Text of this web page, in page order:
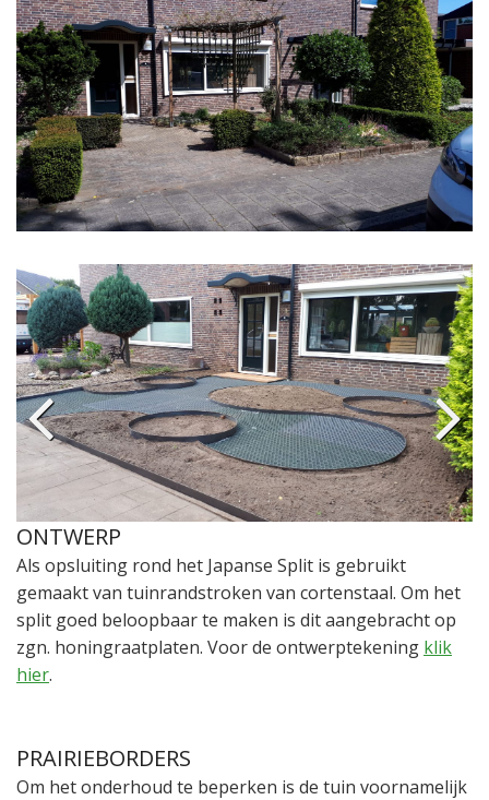
ONTWERP
Als opsluiting rond het Japanse Split is gebruikt
gemaakt van tuinrandstroken van cortenstaal. Om het
split goed beloopbaar te maken is dit aangebracht op
zgn. honingraatplaten. Voor de ontwerptekening klik
hier.
PRAIRIEBORDERS
Om het onderhoud te beperken is de tuin voornamelijk